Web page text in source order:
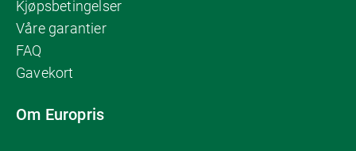
Kjøpsbetingelser
Våre garantier
FAQ
Gavekort
Om Europris